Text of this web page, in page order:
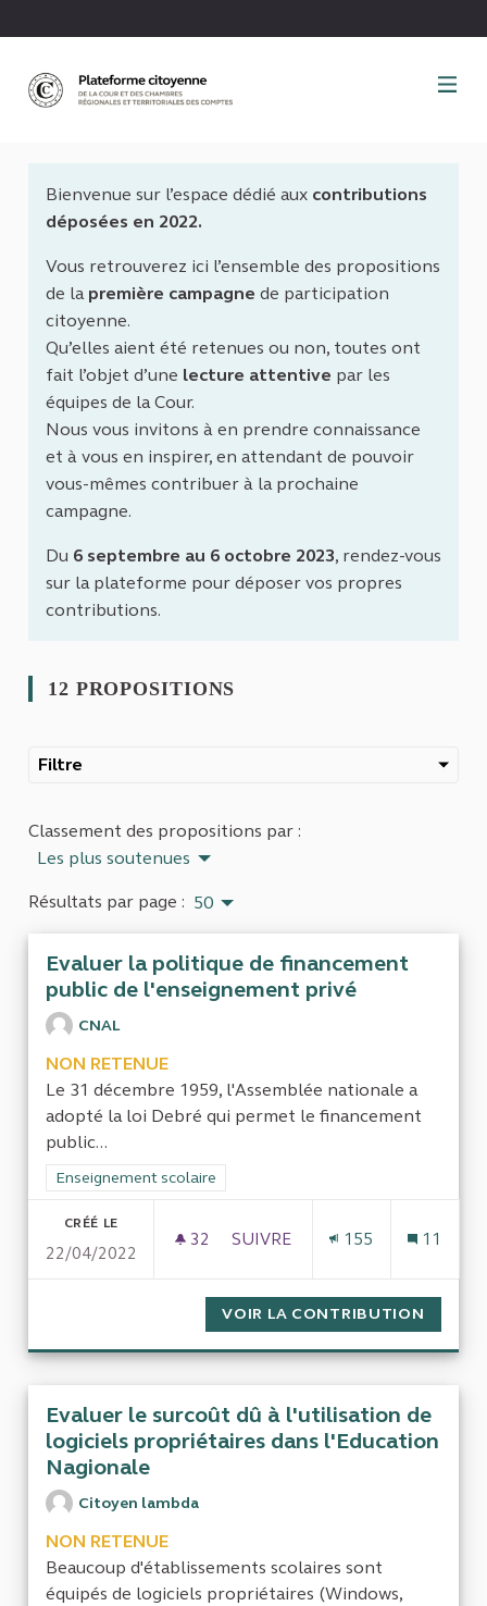
Bienvenue sur l’espace dédié aux contributions
déposées en 2022.
Vous retrouverez ici l’ensemble des propositions
de la première campagne de participation
citoyenne.
Qu’elles aient été retenues ou non, toutes ont
fait l’objet d’une lecture attentive par les
équipes de la Cour.
Nous vous invitons à en prendre connaissance
et à vous en inspirer, en attendant de pouvoir
vous-mêmes contribuer à la prochaine
campagne.
Du 6 septembre au 6 octobre 2023, rendez-vous
sur la plateforme pour déposer vos propres
contributions.
12 PROPOSITIONS
Filtre
Classement des propositions par :
Les plus soutenues
Résultats par page : 50
Evaluer la politique de financement
public de l'enseignement privé
CNAL
NON RETENUE
Le 31 décembre 1959, l'Assemblée nationale a
adopté la loi Debré qui permet le financement
public...
Filtrer les résultats de la catégorie : Enseignement scolaire
Enseignement scolaire
CRÉÉ LE
22/04/2022
32 32 ABONNÉS
SUIVRE
155 11
VOIR LA CONTRIBUTION
Evaluer le surcoût dû à l'utilisation de
logiciels propriétaires dans l'Education
Nagionale
Citoyen lambda
NON RETENUE
Beaucoup d'établissements scolaires sont
équipés de logiciels propriétaires (Windows,